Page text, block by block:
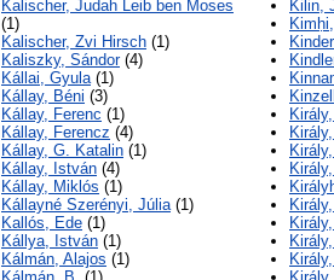
Kalischer, Judah Leib ben Moses
(1)
Kalischer, Zvi Hirsch (1)
Kaliszky, Sándor(4)
Kállai, Gyula(1)
Kállay, Béni (3)
Kállay, Ferenc (1)
Kállay, Ferencz (4)
Kállay, G. Katalin (1)
Kállay, István (4)
Kállay, Miklós (1)
Kállayné Szerényi, Júlia(1)
Kallós, Ede (1)
Kállya, István (1)
Kálmán, Alajos (1)
Kilin,